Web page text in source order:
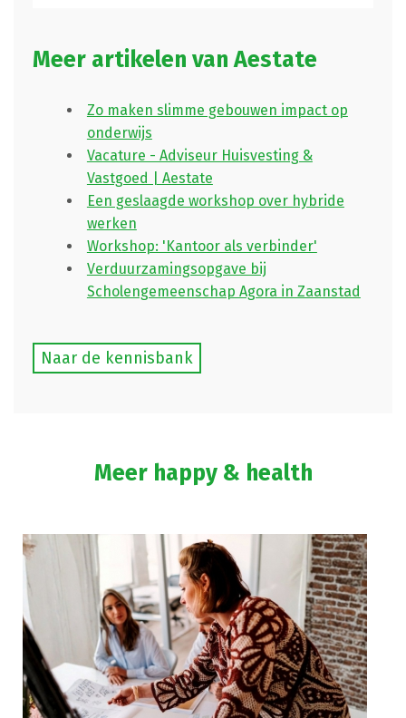
Meer artikelen van Aestate
Zo maken slimme gebouwen impact op
onderwijs
Vacature - Adviseur Huisvesting &
Vastgoed | Aestate
Een geslaagde workshop over hybride
werken
Workshop: 'Kantoor als verbinder'
Verduurzamingsopgave bij
Scholengemeenschap Agora in Zaanstad
Naar de kennisbank
Meer happy & health